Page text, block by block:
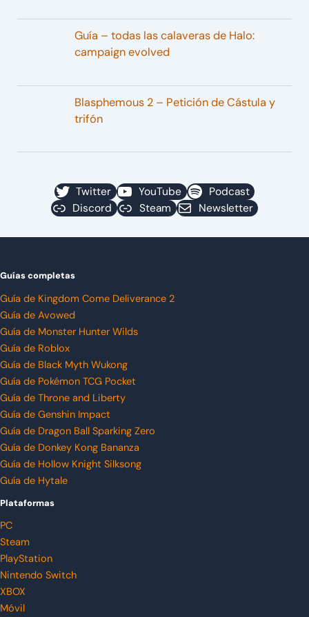
Guía – todas las calaveras de Halo:
campaign evolved
Blasphemous 2 – Petición de Cástula y
trifón
Twitter YouTube
Podcast
Discord
Steam Newsletter
Guías completas
Guía de Kingdom Come Deliverance 2
Guía de Avowed
Guía de Monster Hunter Wilds
Guía de Roblox
Guía de Black Myth Wukong
Guía de Pokémon TCG Pocket
Guía de Throne and Liberty
Guía de Genshin Impact
Guía de Dragon Ball Sparking Zero
Guía de Donkey Kong Bananza
Guía de Hollow Knight Silksong
Guía de Hytale
Plataformas
PC
Steam
PlayStation
Nintendo Switch
XBOX
Móvil